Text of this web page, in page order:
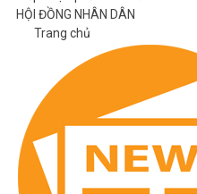
HỘI ĐỒNG NHÂN DÂN
Trang chủ